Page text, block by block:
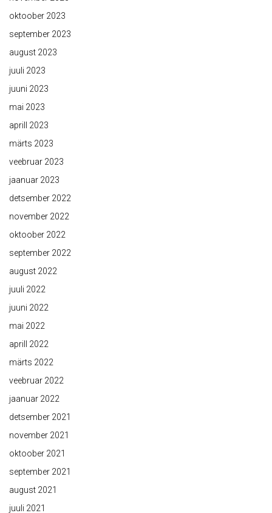
oktoober 2023
september 2023
august 2023
juuli 2023
juuni 2023
mai 2023
aprill 2023
märts 2023
veebruar 2023
jaanuar 2023
detsember 2022
november 2022
oktoober 2022
september 2022
august 2022
juuli 2022
juuni 2022
mai 2022
aprill 2022
märts 2022
veebruar 2022
jaanuar 2022
detsember 2021
november 2021
oktoober 2021
september 2021
august 2021
juuli 2021